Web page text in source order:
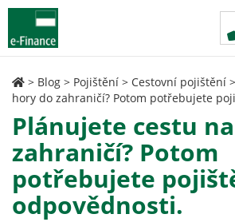
> Blog > Pojištění > Cestovní pojištění >
hory do zahraničí? Potom potřebujete
Plánujete cestu
zahraničí? Potom
potřebujete
odpovědnosti.